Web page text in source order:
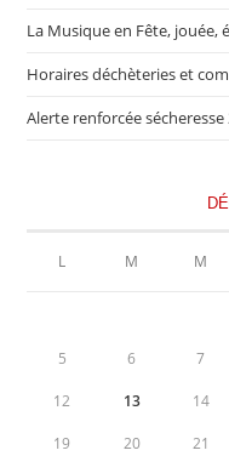
La Musique en Fête, jouée,
Horaires déchèteries et
Alerte renforcée sécheresse
L M M
5 6 7
12 13 14
19 20 21